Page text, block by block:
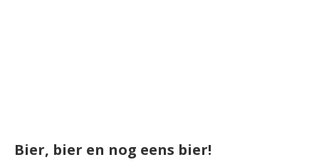
Bier, bier en nog eens bier!